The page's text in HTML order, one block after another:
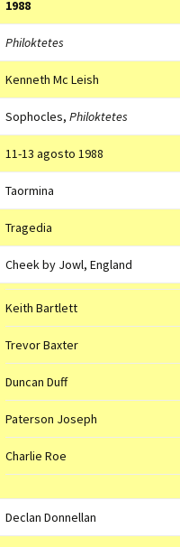
1988
Philoktetes
Kenneth Mc Leish
Sophocles, Philoktetes
11-13 agosto 1988
Taormina
Tragedia
Cheek by Jowl, England
Keith Bartlett
Trevor Baxter
Duncan Duff
Paterson Joseph
Charlie Roe
Declan Donnellan